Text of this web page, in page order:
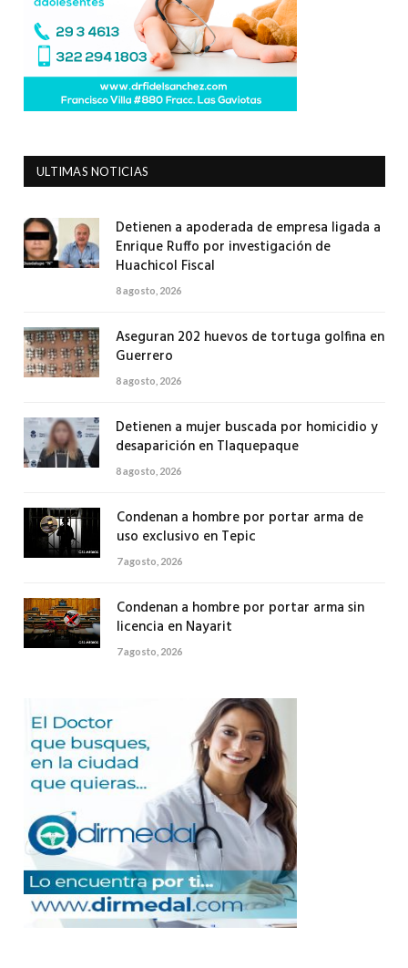
ULTIMAS NOTICIAS
Detienen a apoderada de empresa ligada a
Enrique Ruffo por investigación de
Huachicol Fiscal
8 agosto, 2026
Aseguran 202 huevos de tortuga golfina en
Guerrero
8 agosto, 2026
Detienen a mujer buscada por homicidio y
desaparición en Tlaquepaque
8 agosto, 2026
Condenan a hombre por portar arma de
uso exclusivo en Tepic
7 agosto, 2026
Condenan a hombre por portar arma sin
licencia en Nayarit
7 agosto, 2026